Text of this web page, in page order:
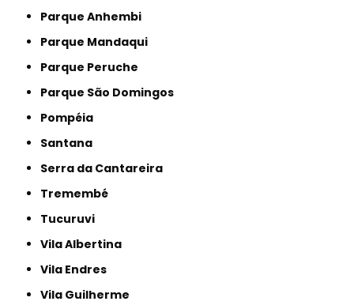
Parque Anhembi
Parque Mandaqui
Parque Peruche
Parque São Domingos
Pompéia
Santana
Serra da Cantareira
Tremembé
Tucuruvi
Vila Albertina
Vila Endres
Vila Guilherme